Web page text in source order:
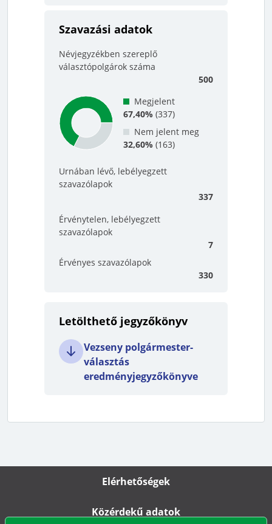
Szavazási adatok
Névjegyzékben szereplő
választópolgárok száma
500
Megjelent
67,40% (337)
Nem jelent meg
32,60% (163)
Urnában lévő, lebélyegzett
szavazólapok
337
Érvénytelen, lebélyegzett
szavazólapok
7
Érvényes szavazólapok
330
Letölthető jegyzőkönyv
Vezseny polgármester-
választás
eredményjegyzőkönyve
Elérhetőségek
Közérdekű adatok